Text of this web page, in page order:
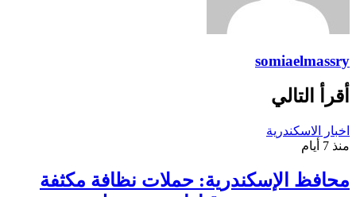
somiaelmassry
أقرأ التالي
اخبار الاسكندرية
منذ 7 أيام
محافظ الإسكندرية: حملات نظافة مكثفة